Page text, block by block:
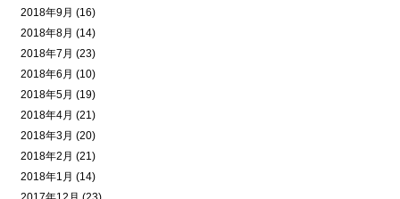
2018年9月 (16)
2018年8月 (14)
2018年7月 (23)
2018年6月 (10)
2018年5月 (19)
2018年4月 (21)
2018年3月 (20)
2018年2月 (21)
2018年1月 (14)